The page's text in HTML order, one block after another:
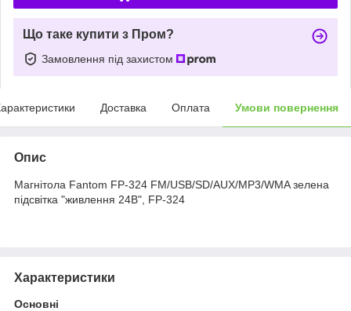
Що таке купити з Пром?
Замовлення під захистом
Доставка Оплата Умови повернення
Опис
Магнітола Fantom FP-324 FM/USB/SD/AUX/MP3/WMA зелена
підсвітка "живлення 24В", FP-324
Характеристики
Основні